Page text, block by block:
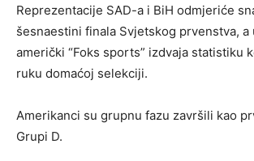
Reprezentacije SAD-a i BiH odmjeriće
šesnaestini finala Svjetskog prvenstva,
američki “Foks sports” izdvaja statistiku
ruku domaćoj selekciji.
Amerikanci su grupnu fazu završili kao
Grupi D.